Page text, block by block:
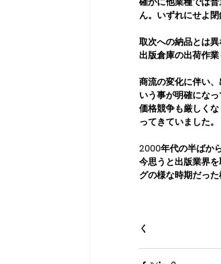
ん。いずれにせよ
取次への納品とは
出版倉庫の出荷作
商流の変化に伴い
いう事が明確にな
価格競争も厳しく
ってきていました。
2000年代の半ばか
今思うと出版業界
グの様な時期だっ